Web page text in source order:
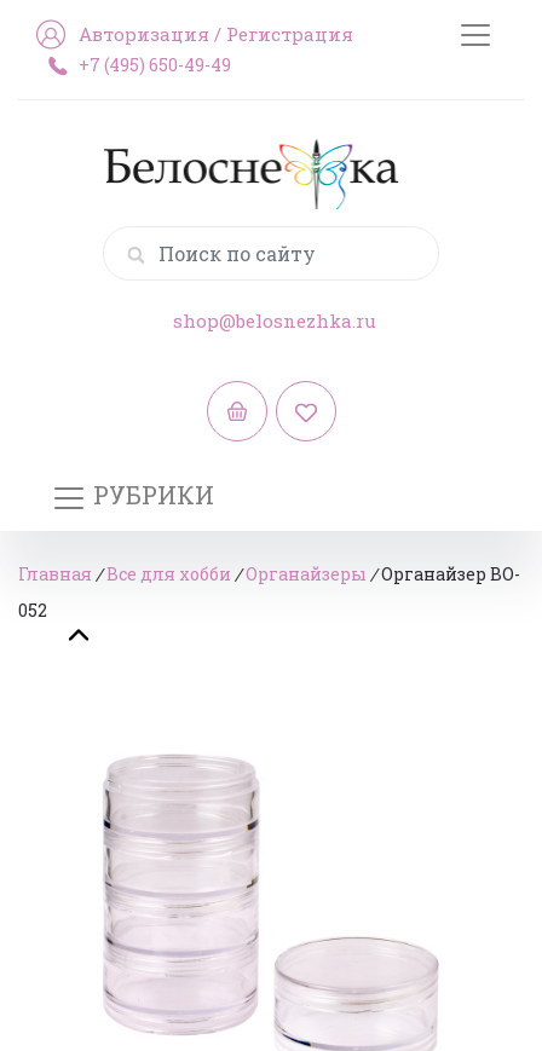
Авторизация / Регистрация
+7 (495) 650-49-49
shop@belosnezhka.ru
РУБРИКИ
Главная /Все для хобби /Органайзеры /Органайзер BO-
052